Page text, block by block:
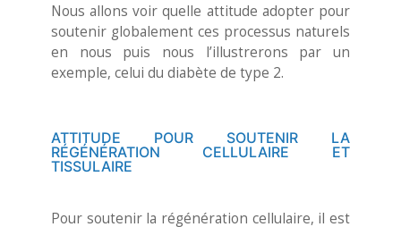
Nous allons voir quelle attitude adopter pour
soutenir globalement ces processus naturels
en nous puis nous l’illustrerons par un
exemple, celui du diabète de type 2.
ATTITUDE POUR SOUTENIR LA
RÉGÉNÉRATION CELLULAIRE ET
TISSULAIRE
Pour soutenir la régénération cellulaire, il est